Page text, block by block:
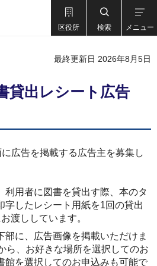
区役所 検索 メニュー
最終更新日 2026年8月5日
出レシート広告
広告を掲載する広告主を募集し
利用者に図書を貸出す際、本のタ
字したレシート用紙を1回の貸出
渡ししています。
部に、広告画像を掲載いただけま
ら、お好きな場所を選択してのお
館を選択してのお申込みも可能で